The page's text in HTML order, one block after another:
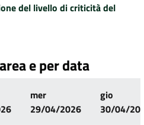
del livello di criticità del
e per data
mer
29/04/2026
gio
30/04/